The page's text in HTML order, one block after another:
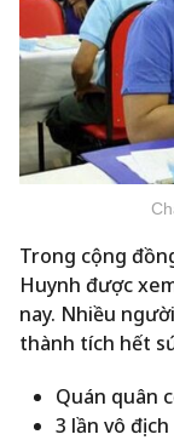
Trong cộng
Huynh được
nay. Nhiều
thành tích hết
Quán quân
3 lần vô